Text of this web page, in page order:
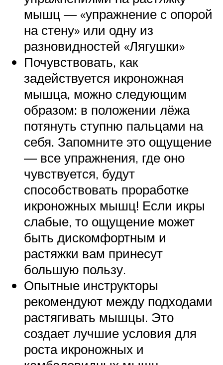
мышц — «упражнение с опорой
на стену» или одну из
разновидностей «Лягушки»
Почувствовать, как
задействуется икроножная
мышца, можно следующим
образом: в положении лёжа
потянуть ступню пальцами на
себя. Запомните это ощущение
— все упражнения, где оно
чувствуется, будут
способствовать проработке
икроножных мышц! Если икры
слабые, то ощущение может
быть дискомфортным и
растяжки вам принесут
большую пользу.
Опытные инструкторы
рекомендуют между подходами
растягивать мышцы. Это
создает лучшие условия для
роста икроножных и